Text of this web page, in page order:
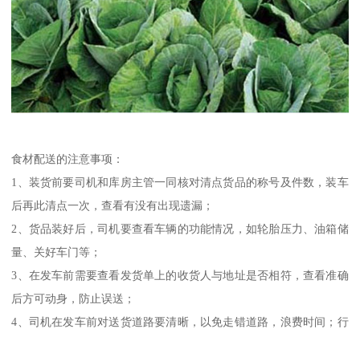
食材配送的注意事项：
1、装货前要司机和库房主管一同核对清点货品的称号及件数，装车
后再此清点一次，查看有没有出现遗漏；
2、货品装好后，司机要查看车辆的功能情况，如轮胎压力、油箱储
量、关好车门等；
3、在发车前需要查看发货单上的收货人与地址是否相符，查看准确
后方可动身，防止误送；
4、司机在发车前对送货道路要清晰，以免走错道路，浪费时间；行